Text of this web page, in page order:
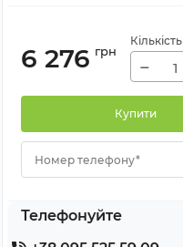
6 276 грн
Кількість
−
Купити
Номер телефону*
Телефонуйте